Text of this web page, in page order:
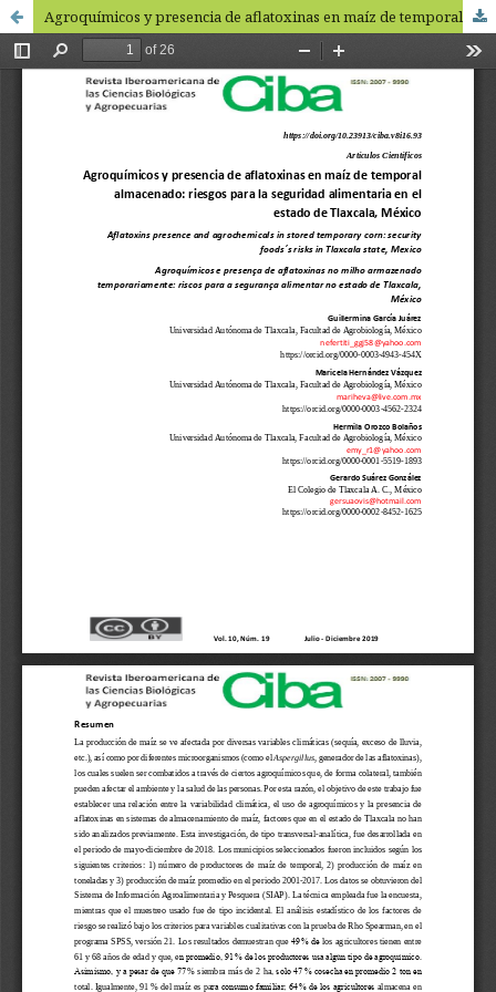
Agroquímicos y presencia de aflatoxinas en maíz de temporal almacenado: riesgos para la seguridad alimentaria en el estado de Tlaxcala, México